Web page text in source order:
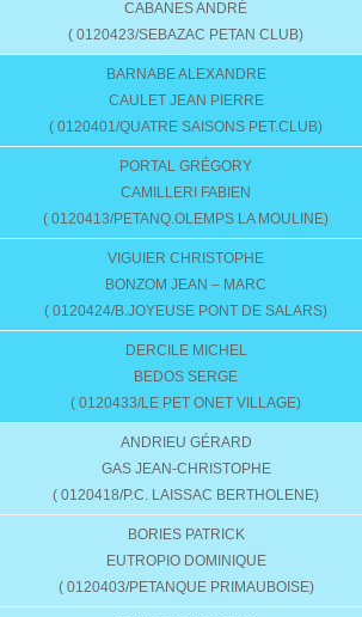
CABANES ANDRÉ
( 0120423/SEBAZAC PETAN CLUB)
BARNABE ALEXANDRE
CAULET JEAN PIERRE
( 0120401/QUATRE SAISONS PET.CLUB)
PORTAL GRÉGORY
CAMILLERI FABIEN
( 0120413/PETANQ.OLEMPS LA MOULINE)
VIGUIER CHRISTOPHE
BONZOM JEAN – MARC
( 0120424/B.JOYEUSE PONT DE SALARS)
DERCILE MICHEL
BEDOS SERGE
( 0120433/LE PET ONET VILLAGE)
ANDRIEU GÉRARD
GAS JEAN-CHRISTOPHE
( 0120418/P.C. LAISSAC BERTHOLENE)
BORIES PATRICK
EUTROPIO DOMINIQUE
( 0120403/PETANQUE PRIMAUBOISE)